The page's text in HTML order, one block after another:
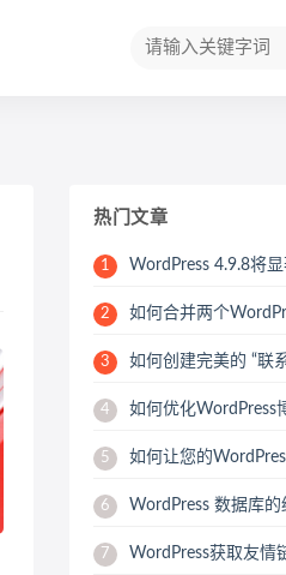
热门文章
1 WordPress 4.9.8将显著
2 如何合并两个
3 如何创建完美的 “联系我
4 如何优化WordPress
5 如何让您的WordPress
6 WordPress 数据库的
7 WordPress获取友情链接数据